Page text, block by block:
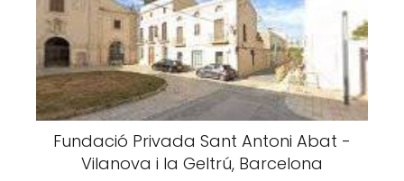
Fundació Privada Sant Antoni Abat -
Vilanova i la Geltrú, Barcelona